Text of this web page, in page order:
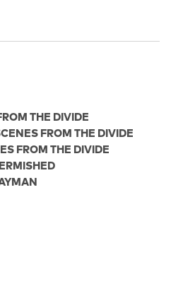
THE DIVIDE
FROM THE DIVIDE
FROM THE DIVIDE